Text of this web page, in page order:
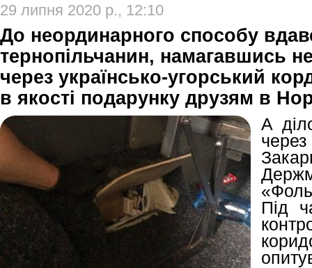
29 липня 2020 р., 12:10
До неординарного способу
тернопільчанин, намагавшись
через українсько-угорський
в якості подарунку друзям в
А
Під